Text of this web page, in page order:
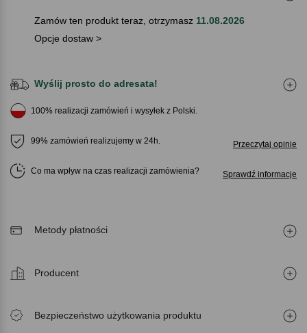
Zamów ten produkt teraz, otrzymasz 11.08.2026
Opcje dostaw >
Wyślij prosto do adresata!
100% realizacji zamówień i wysyłek z Polski.
99% zamówień realizujemy w 24h. Przeczytaj opinie
Co ma wpływ na czas realizacji zamówienia Sprawdź informacje
Metody płatności
Producent
Bezpieczeństwo użytkowania produktu